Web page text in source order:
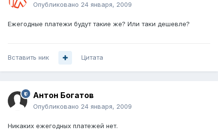
Опубликовано 24 января, 2009
Ежегодные платежи будут такие же? Или таки дешевле?
Вставить ник Цитата
Антон Богатов
Опубликовано 24 января, 2009
Никаких ежегодных платежей нет.